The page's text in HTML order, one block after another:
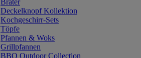
Bräter
Deckelknopf Kollektion
Kochgeschirr-Sets
Töpfe
Pfannen & Woks
Grillpfannen
BBQ Outdoor Collection